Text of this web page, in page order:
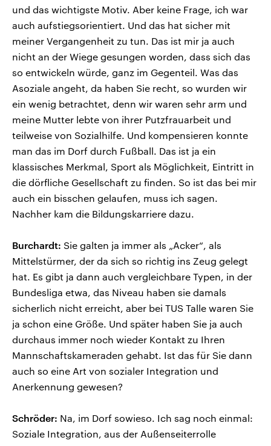
und das wichtigste Motiv. Aber keine Frage, ich war
auch aufstiegsorientiert. Und das hat sicher mit
meiner Vergangenheit zu tun. Das ist mir ja auch
nicht an der Wiege gesungen worden, dass sich das
so entwickeln würde, ganz im Gegenteil. Was das
Asoziale angeht, da haben Sie recht, so wurden wir
ein wenig betrachtet, denn wir waren sehr arm und
meine Mutter lebte von ihrer Putzfrauarbeit und
teilweise von Sozialhilfe. Und kompensieren konnte
man das im Dorf durch Fußball. Das ist ja ein
klassisches Merkmal, Sport als Möglichkeit, Eintritt in
die dörfliche Gesellschaft zu finden. So ist das bei mir
auch ein bisschen gelaufen, muss ich sagen.
Nachher kam die Bildungskarriere dazu.
Burchardt: Sie galten ja immer als „Acker“, als
Mittelstürmer, der da sich so richtig ins Zeug gelegt
hat. Es gibt ja dann auch vergleichbare Typen, in der
Bundesliga etwa, das Niveau haben sie damals
sicherlich nicht erreicht, aber bei TUS Talle waren Sie
ja schon eine Größe. Und später haben Sie ja auch
durchaus immer noch wieder Kontakt zu Ihren
Mannschaftskameraden gehabt. Ist das für Sie dann
auch so eine Art von sozialer Integration und
Anerkennung gewesen?
Schröder: Na, im Dorf sowieso. Ich sag noch einmal:
Soziale Integration, aus der Außenseiterrolle